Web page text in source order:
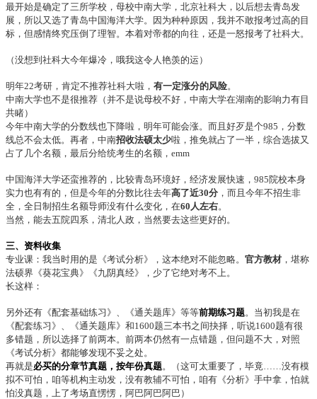
最开始是确定了三所学校，母校中南大学，北京社科大，以后想去青岛发
展，所以又选了青岛中国海洋大学。因为种种原因，我并不敢报考过高的目
标，但感情终究压倒了理智。本着对帝都的向往，还是一怒报考了社科大。
（没想到社科大今年爆冷，哦我这令人艳羡的运）
明年22考研，肯定不推荐社科大啦， 有一定涨分的风险。
中南大学也不是很推荐（并不是说母校不好，中南大学在湖南的影响力有目
共睹）
今年中南大学的分数线也下降啦，明年可能会涨。而且好歹是个985，分数
线总不会太低。再者，中南招收法硕太少啦，推免就占了一半，综合选拔又
占了几个名额，最后分给统考生的名额，emm
中国海洋大学还蛮推荐的，比较青岛环境好，经济发展快速，985院校本身
实力也有有的，但是今年的分数比往去年高了近30分 ，而且今年不招生非
全，全日制招生名额导师没有什么变化，在60人左右。
当然，能去五院四系，清北人政，当然要去这些更好的。
三、资料收集
专业课：我当时用的是《考试分析》，这本绝对不能忽略。 官方教材 ，堪称
法硕界《葵花宝典》《九阴真经》，少了它绝对考不上。
长这样：
另外还有《配套基础练习》、《通关题库》等等前期练习题。当初我是在
《配套练习》、《通关题库》和1600题三本书之间抉择，听说1600题有很
多错题，所以选择了前两本。前两本仍然有一点错题，但问题不大，对照
《考试分析》都能够发现不妥之处。
再就是必买的分章节真题，按年份真题。（这可太重要了，毕竟……没有模
拟不可怕，咱等机构主动发，没有教辅不可怕，咱有《分析》手中拿，怕就
怕没真题，上了考场直愣愣，阿巴阿巴阿巴 ）